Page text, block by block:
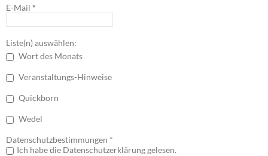
E-Mail *
Liste(n) auswählen:
Wort des Monats
Veranstaltungs-Hinweise
Quickborn
Wedel
Datenschutzbestimmungen *
Ich habe die Datenschutzerklärung gelesen.